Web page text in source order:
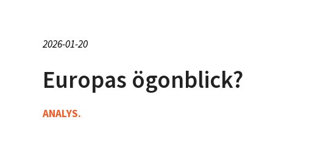
2026-01-20
Europas ögonblick?
ANALYS.